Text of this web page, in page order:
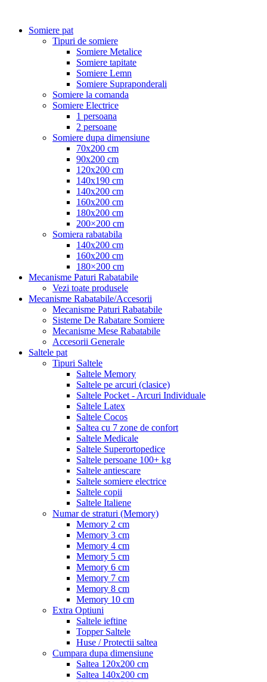
Somiere pat
Tipuri de somiere
Somiere Metalice
Somiere tapitate
Somiere Lemn
Somiere Supraponderali
Somiere la comanda
Somiere Electrice
1 persoana
2 persoane
Somiere dupa dimensiune
70x200 cm
90x200 cm
120x200 cm
140x190 cm
140x200 cm
160x200 cm
180x200 cm
200×200 cm
Somiera rabatabila
140x200 cm
160x200 cm
180×200 cm
Mecanisme Paturi Rabatabile
Vezi toate produsele
Mecanisme Rabatabile/Accesorii
Mecanisme Paturi Rabatabile
Sisteme De Rabatare Somiere
Mecanisme Mese Rabatabile
Accesorii Generale
Saltele pat
Tipuri Saltele
Saltele Memory
Saltele pe arcuri (clasice)
Saltele Pocket - Arcuri Individuale
Saltele Latex
Saltele Cocos
Saltea cu 7 zone de confort
Saltele Medicale
Saltele Superortopedice
Saltele persoane 100+ kg
Saltele antiescare
Saltele somiere electrice
Saltele copii
Saltele Italiene
Numar de straturi (Memory)
Memory 2 cm
Memory 3 cm
Memory 4 cm
Memory 5 cm
Memory 6 cm
Memory 7 cm
Memory 8 cm
Memory 10 cm
Extra Optiuni
Saltele ieftine
Topper Saltele
Huse / Protectii saltea
Cumpara dupa dimensiune
Saltea 120x200 cm
Saltea 140x200 cm